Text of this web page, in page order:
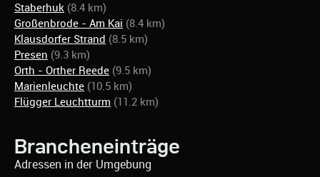
Staberhuk (8.4 km)
Großenbrode - Am Kai (8.4 km)
Klausdorfer Strand (8.5 km)
Presen (9.3 km)
Orth - Orther Reede (9.5 km)
Marienleuchte (10.5 km)
Flügger Leuchtturm (11.2 km)
Brancheneinträge
Adressen in der Umgebung